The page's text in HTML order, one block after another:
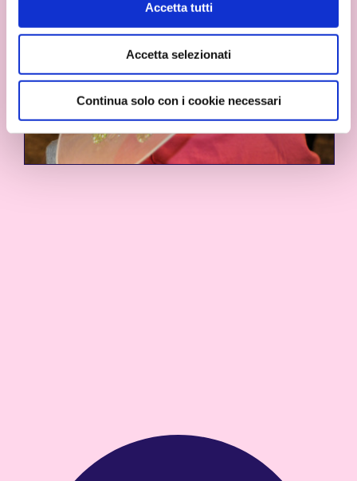
Accetta tutti
Accetta selezionati
Continua solo con i cookie necessari